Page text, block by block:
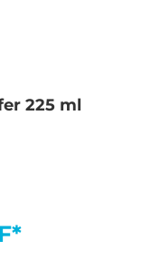
225 ml